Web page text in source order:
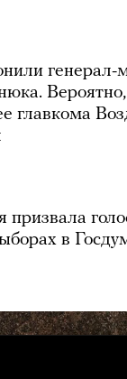
генерал-
главкома
в